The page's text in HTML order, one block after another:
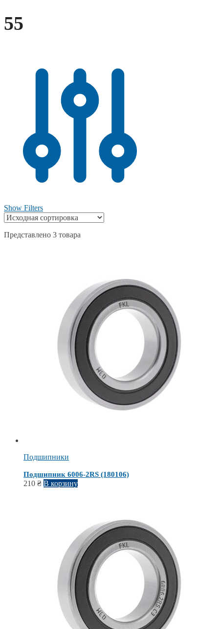
55
Show Filters
Представлено 3 товара
Подшипники
Подшипник 6006-2RS (180106)
210 ₴ В корзину